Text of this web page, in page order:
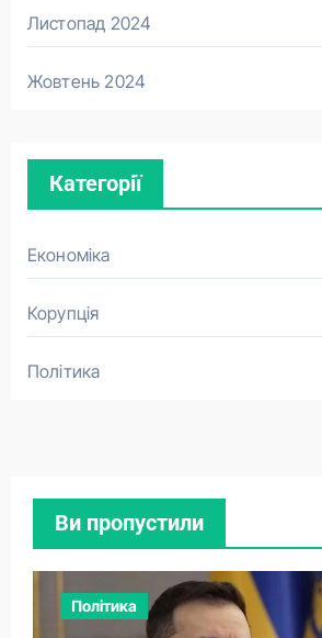
Листопад 2024
Жовтень 2024
Категорії
Економіка
Корупція
Політика
Ви пропустили
Політика